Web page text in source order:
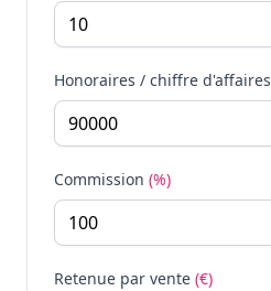
Honoraires / chiffre d'affaires
Commission (%)
Retenue par vente (€)